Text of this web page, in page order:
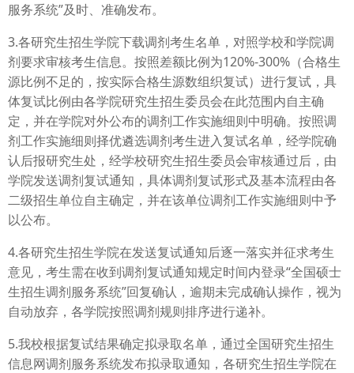
服务系统”及时、准确发布。
3.各研究生招生学院下载调剂考生名单，对照学校和学院调
剂要求审核考生信息。按照差额比例为120%-300%（合格生
源比例不足的，按实际合格生源数组织复试）进行复试，具
体复试比例由各学院研究生招生委员会在此范围内自主确
定，并在学院对外公布的调剂工作实施细则中明确。按照调
剂工作实施细则择优遴选调剂考生进入复试名单，经学院确
认后报研究生处，经学校研究生招生委员会审核通过后，由
学院发送调剂复试通知，具体调剂复试形式及基本流程由各
二级招生单位自主确定，并在该单位调剂工作实施细则中予
以公布。
4.各研究生招生学院在发送复试通知后逐一落实并征求考生
意见，考生需在收到调剂复试通知规定时间内登录“全国硕士
生招生调剂服务系统”回复确认，逾期未完成确认操作，视为
自动放弃，各学院按照调剂规则排序进行递补。
5.我校根据复试结果确定拟录取名单，通过全国研究生招生
信息网调剂服务系统发布拟录取通知，各研究生招生学院在